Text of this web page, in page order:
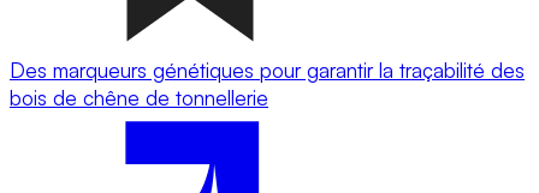
Des marqueurs génétiques pour garantir la traçabilité des
bois de chêne de tonnellerie